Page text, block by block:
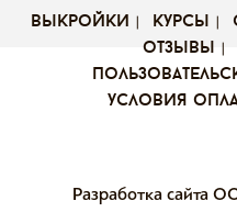
выкройки курсы
отзывы
условия
Разработка сайта